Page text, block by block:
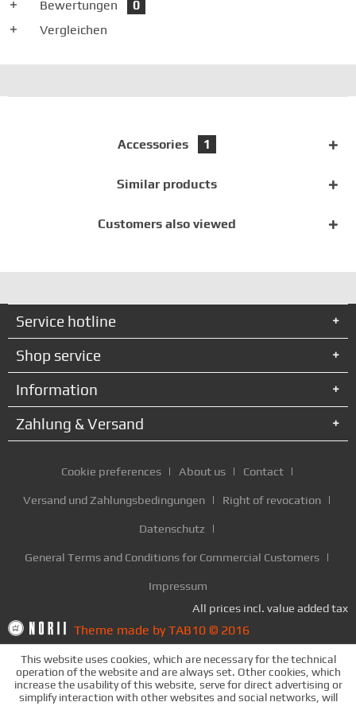
Bewertungen
0
Vergleichen
Accessories 1
Similar products
Customers also viewed
Service hotline
Shop service
Information
Zahlung & Versand
Cookie preferences About us Contact
Versand und Zahlungsbedingungen Right of revocation
Datenschutz
General Terms and Conditions for Commercial Customers
Impressum
All prices incl. value added tax
Theme made by TAB10 © 2016
This website uses cookies, which are necessary for the technical
operation of the website and are always set. Other cookies, which
increase the usability of this website, serve for direct advertising or
simplify interaction with other websites and social networks, will